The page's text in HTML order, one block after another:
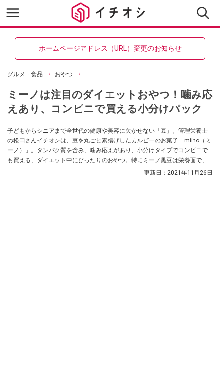
ホームページアドレス（URL）変更のお知らせ
グルメ・食品 おやつ
ミーノは注目のダイエットおやつ！噛み応
えあり、コンビニで買える小分けパック
子どもからシニアまで全世代の健康や美容に欠かせない「豆」。管理栄養士
の松田さんイチオシは、豆を丸ごと素揚げしたカルビーのお菓子「miino（ミ
ーノ）」。タンパク質を含み、噛み応えがあり、小分けタイプでコンビニで
も買える、ダイエット中にぴったりのおやつ。特にミーノ黒豆は栄養面で、
そら豆は食べやすさで、ミーノミックスは低糖質などそれぞれにおすすめの
更新日： 2021年11月26日